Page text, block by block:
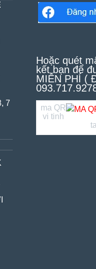
7
Hoặc quét
kết bạn để
MIỄN PHÍ (
ma QR
vi tinh